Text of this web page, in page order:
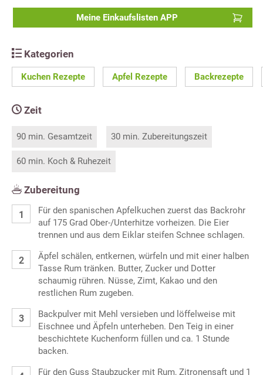
Meine Einkaufslisten APP
Kategorien
Kuchen Rezepte Apfel Rezepte Backrezepte
Zeit
90 min. Gesamtzeit 30 min. Zubereitungszeit
60 min. Koch & Ruhezeit
Zubereitung
Für den spanischen Apfelkuchen zuerst das Backrohr
auf 175 Grad Ober-/Unterhitze vorheizen. Die Eier
trennen und aus dem Eiklar steifen Schnee schlagen.
Äpfel schälen, entkernen, würfeln und mit einer halben
Tasse Rum tränken. Butter, Zucker und Dotter
schaumig rühren. Nüsse, Zimt, Kakao und den
restlichen Rum zugeben.
Backpulver mit Mehl versieben und löffelweise mit
Eischnee und Äpfeln unterheben. Den Teig in einer
beschichtete Kuchenform füllen und ca. 1 Stunde
backen.
Für den Guss Staubzucker mit Rum, Zitronensaft und 1